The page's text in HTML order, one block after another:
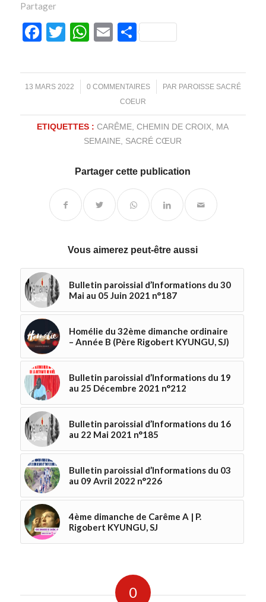
Partager
Facebook
Twitter
WhatsApp
EmailPartager
13 MARS 2022
/ 0 COMMENTAIRES
/ PAR PAROISSE SACRÉ
COEUR
ETIQUETTES : CARÊME,CHEMIN DE CROIX, MA
SEMAINE, SACRÉ CŒUR
Partager cette publication
Vous aimerez peut-être aussi
Bulletin paroissial d’Informations du 30
Mai au 05 Juin 2021 n°187
Homélie du 32ème dimanche ordinaire
– Année B (Père Rigobert KYUNGU, SJ)
Bulletin paroissial d’Informations du 19
au 25 Décembre 2021 n°212
Bulletin paroissial d’Informations du 16
au 22 Mai 2021 n°185
Bulletin paroissial d’Informations du 03
au 09 Avril 2022 n°226
4ème dimanche de Carême A | P.
Rigobert KYUNGU, SJ
0